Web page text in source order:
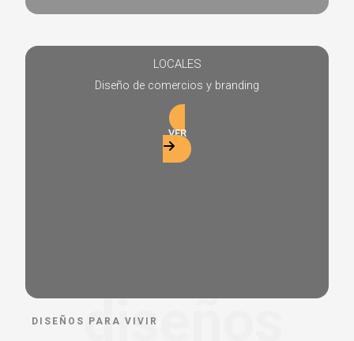
LOCALES
Diseño de comercios y branding
VER
diseños
DISEÑOS PARA VIVIR